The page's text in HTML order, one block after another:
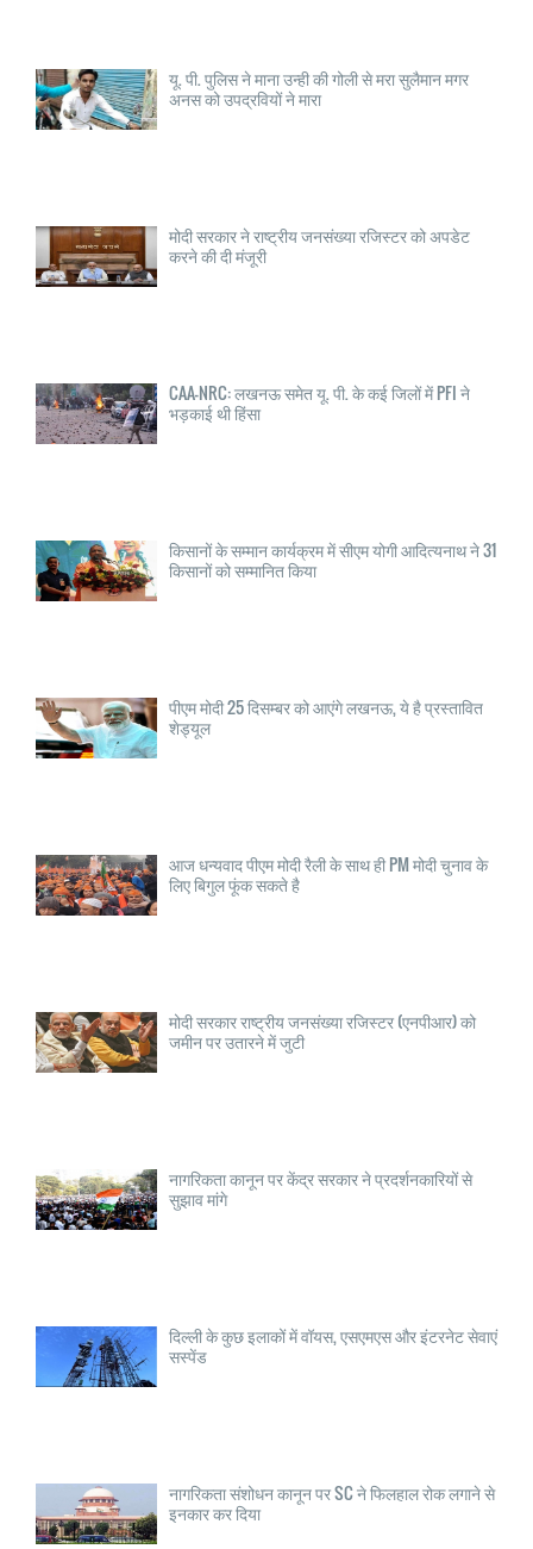
यू. पी. पुलिस ने माना उन्ही की गोली से मरा सुलैमान मगर
अनस को उपद्रवियों ने मारा
मोदी सरकार ने राष्ट्रीय जनसंख्या रजिस्टर को अपडेट
करने की दी मंजूरी
CAA-NRC: लखनऊ समेत यू. पी. के कई जिलों में PFI ने
भड़काई थी हिंसा
किसानों के सम्मान कार्यक्रम में सीएम योगी आदित्यनाथ ने 31
किसानों को सम्मानित किया
पीएम मोदी 25 दिसम्बर को आएंगे लखनऊ, ये है प्रस्तावित
शेड्यूल
आज धन्यवाद पीएम मोदी रैली के साथ ही PM मोदी चुनाव के
लिए बिगुल फूंक सकते है
मोदी सरकार राष्ट्रीय जनसंख्या रजिस्टर (एनपीआर) को
जमीन पर उतारने में जुटी
नागरिकता कानून पर केंद्र सरकार ने प्रदर्शनकारियों से
सुझाव मांगे
दिल्ली के कुछ इलाकों में वॉयस, एसएमएस और इंटरनेट सेवाएं
सस्पेंड
नागरिकता संशोधन कानून पर SC ने फिलहाल रोक लगाने से
इनकार कर दिया